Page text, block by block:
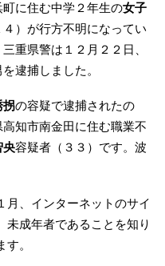
町に住む中学２年生の女子
４）が行方不明になってい
重県警は１２月２２日、
逮捕しました。
拐の容疑で逮捕されたの
高知市南金田に住む職業不
央容疑者（３３）です。波
月、インターネットのサイ
未成年者であることを知り
。